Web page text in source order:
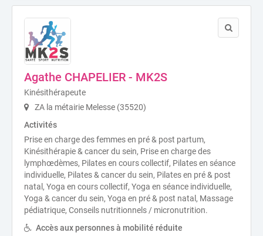
Agathe CHAPELIER - MK2S
Kinésithérapeute
ZA la métairie Melesse (35520)
Activités
Prise en charge des femmes en pré & post partum,
Kinésithérapie & cancer du sein, Prise en charge des
lymphœdèmes, Pilates en cours collectif, Pilates en séance
individuelle, Pilates & cancer du sein, Pilates en pré & post
natal, Yoga en cours collectif, Yoga en séance individuelle,
Yoga & cancer du sein, Yoga en pré & post natal, Massage
pédiatrique, Conseils nutritionnels / micronutrition.
Accès aux personnes à mobilité réduite